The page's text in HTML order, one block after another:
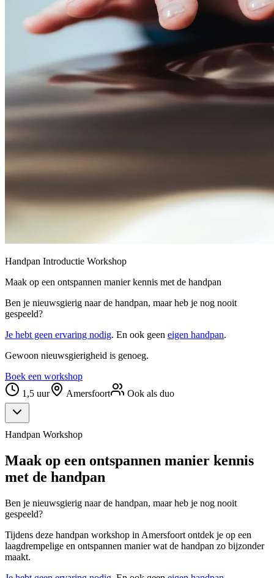
Handpan Introductie Workshop
Maak op een ontspannen manier kennis met de handpan
Ben je nieuwsgierig naar de handpan, maar heb je nog nooit
gespeeld?
Je hebt geen ervaring nodig. En ook geen eigen handpan.
Gewoon nieuwsgierigheid is genoeg.
Boek een workshop
1,5 uur
Amersfoort Ook als duo
Handpan Workshop
Maak op een ontspannen manier kennis
met de handpan
Ben je nieuwsgierig naar de handpan, maar heb je nog nooit
gespeeld?
Tijdens deze handpan workshop in Amersfoort ontdek je op een
laagdrempelige en ontspannen manier wat de handpan zo bijzonder
maakt.